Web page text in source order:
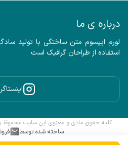
درباره ی ما
استفاده از طراحان گرافیک است
کلیه حقوق مادی و معنوی این سایت محفوظ
ساخته شده توسط